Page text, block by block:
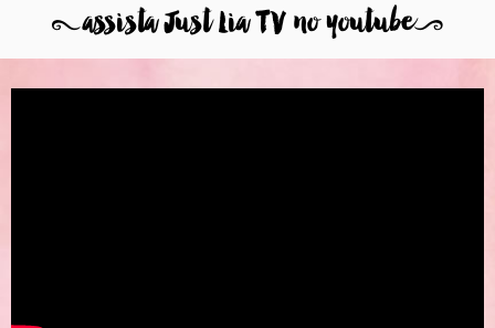
8assista Just Lia TV no youtube9